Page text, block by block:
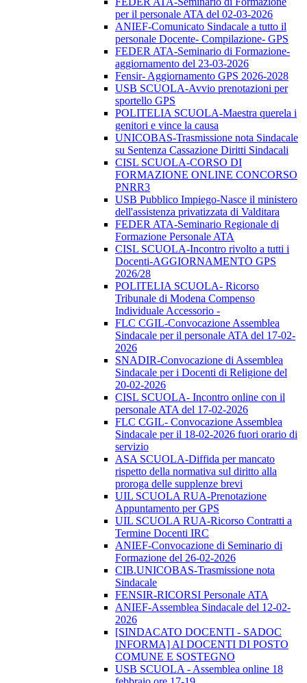
per il personale ATA del 02-03-2026
ANIEF-Comunicato Sindacale a tutto il
personale Docente- Compilazione- GPS
FEDER ATA-Seminario di Formazione-
aggiornamento del 23-03-2026
Fensir- Aggiornamento GPS 2026-2028
USB SCUOLA-Avvio prenotazioni per
sportello GPS
POLITELIA SCUOLA-Maestra querela i
genitori e vince la causa
UNICOBAS-Trasmissione nota Sindacale
su Sentenza Cassazione Diritti Sindacali
CISL SCUOLA-CORSO DI
FORMAZIONE ONLINE CONCORSO
PNRR3
USB Pubblico Impiego-Nasce il ministero
dell'assistenza privatizzata di Valditara
FEDER ATA-Seminario Regionale di
Formazione Personale ATA
CISL SCUOLA-Incontro rivolto a tutti i
Docenti-AGGIORNAMENTO GPS
2026/28
POLITELIA SCUOLA- Ricorso
Tribunale di Modena Compenso
Individuale Accessorio -
FLC CGIL-Convocazione Assemblea
Sindacale per il personale ATA del 17-02-
2026
SNADIR-Convocazione di Assemblea
Sindacale per i Docenti di Religione del
20-02-2026
CISL SCUOLA- Incontro online con il
personale ATA del 17-02-2026
FLC CGIL- Convocazione Assemblea
Sindacale per il 18-02-2026 fuori orario di
servizio
ASA SCUOLA-Diffida per mancato
rispetto della normativa sul diritto alla
proroga delle supplenze brevi
UIL SCUOLA RUA-Prenotazione
Appuntamento per GPS
UIL SCUOLA RUA-Ricorso Contratti a
Termine Docenti IRC
ANIEF-Convocazione di Seminario di
Formazione del 26-02-2026
CIB.UNICOBAS-Trasmissione nota
Sindacale
FENSIR-RICORSI Personale ATA
ANIEF-Assemblea Sindacale del 12-02-
2026
[SINDACATO DOCENTI - SADOC
INFORMA] AI DOCENTI DI POSTO
COMUNE E SOSTEGNO
USB SCUOLA - Assemblea online 18